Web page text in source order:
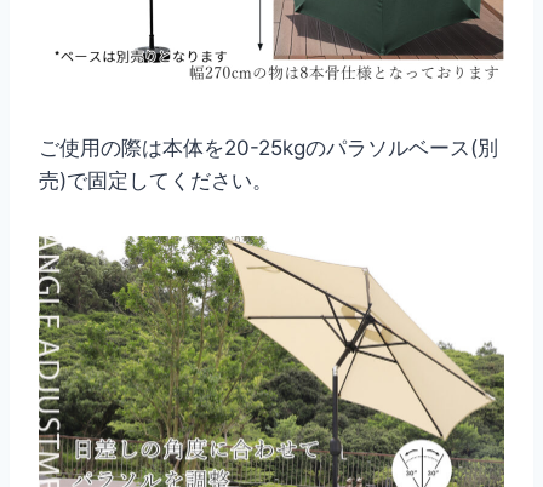
ご使用の際は本体を20-25kgのパラソルベース(別
売)で固定してください。